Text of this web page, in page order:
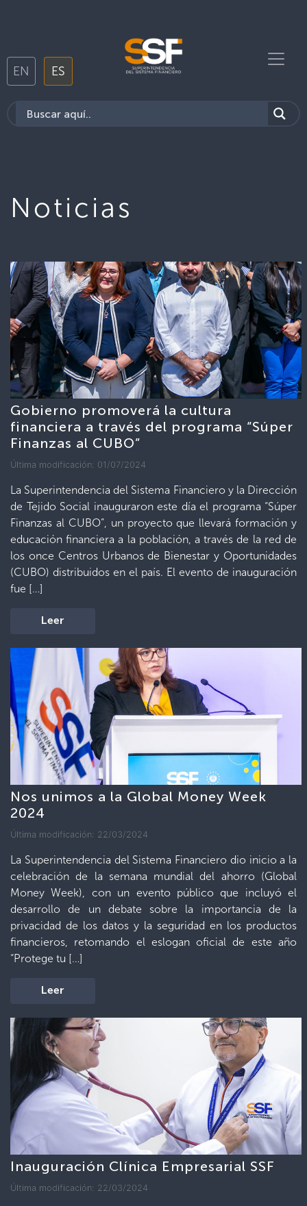
EN ES
Noticias
Gobierno promoverá la cultura
financiera a través del programa “Súper
Finanzas al CUBO”
Última modificación: 01/07/2024
La Superintendencia del Sistema Financiero y la Dirección
de Tejido Social inauguraron este día el programa “Súper
Finanzas al CUBO”, un proyecto que llevará formación y
educación financiera a la población, a través de la red de
los once Centros Urbanos de Bienestar y Oportunidades
(CUBO) distribuidos en el país. El evento de inauguración
fue […]
Leer
Nos unimos a la Global Money Week
2024
Última modificación: 22/03/2024
La Superintendencia del Sistema Financiero dio inicio a la
celebración de la semana mundial del ahorro (Global
Money Week), con un evento público que incluyó el
desarrollo de un debate sobre la importancia de la
privacidad de los datos y la seguridad en los productos
financieros, retomando el eslogan oficial de este año
“Protege tu […]
Leer
Inauguración Clínica Empresarial SSF
Última modificación: 22/03/2024